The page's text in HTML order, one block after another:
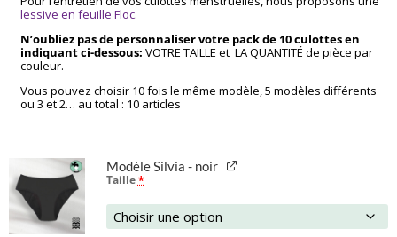
lessive en feuille Floc.
N’oubliez pas de personnaliser votre pack de 10 culottes en
indiquant ci-dessous: VOTRE TAILLE et LA QUANTITÉ de pièce par
couleur.
Vous pouvez choisir 10 fois le même modèle, 5 modèles différents
ou 3 et 2… au total : 10 articles
Modèle Silvia - noir
Taille*